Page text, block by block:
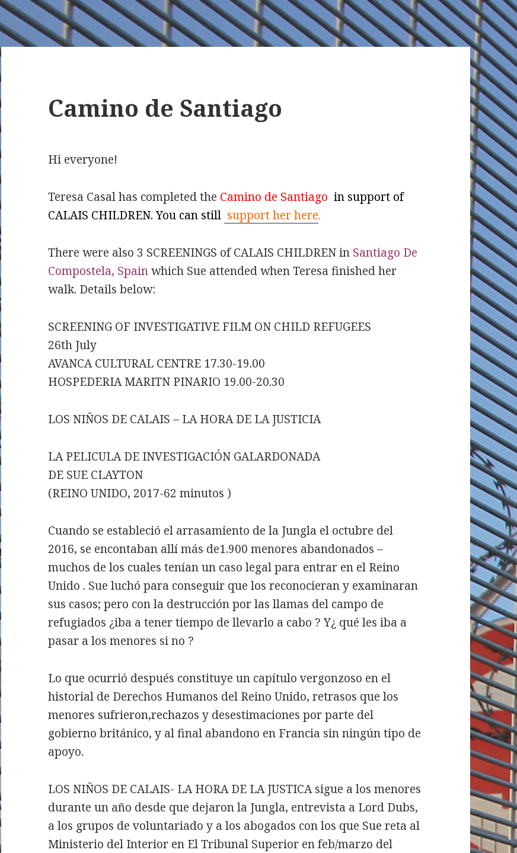
Camino de Santiago
Hi everyone!
Teresa Casal has completed the Camino de Santiago in support of
CALAIS CHILDREN. You can still support her here.
There were also 3 SCREENINGS of CALAIS CHILDREN in Santiago De
Compostela, Spainwhich Sue attended when Teresa finished her
walk. Details below:
SCREENING OF INVESTIGATIVE FILM ON CHILD REFUGEES
26th July
AVANCA CULTURAL CENTRE 17.30-19.00
HOSPEDERIA MARITN PINARIO 19.00-20.30
LOS NIÑOS DE CALAIS – LA HORA DE LA JUSTICIA
LA PELICULA DE INVESTIGACIÓN GALARDONADA
DE SUE CLAYTON
(REINO UNIDO, 2017-62 minutos )
Cuando se estableció el arrasamiento de la Jungla el octubre del
2016, se encontaban allí más de1.900 menores abandonados –
muchos de los cuales tenían un caso legal para entrar en el Reino
Unido . Sue luchó para conseguir que los reconocieran y examinaran
sus casos; pero con la destrucción por las llamas del campo de
refugiados ¿iba a tener tiempo de llevarlo a cabo ? Y¿ qué les iba a
pasar a los menores si no ?
Lo que ocurrió después constituye un capítulo vergonzoso en el
historial de Derechos Humanos del Reino Unido, retrasos que los
menores sufrieron,rechazos y desestimaciones por parte del
gobierno británico, y al final abandono en Francia sin ningún tipo de
apoyo.
LOS NIÑOS DE CALAIS- LA HORA DE LA JUSTICA sigue a los menores
durante un año desde que dejaron la Jungla, entrevista a Lord Dubs,
a los grupos de voluntariado y a los abogados con los que Sue reta al
Ministerio del Interior en El Tribunal Superior en feb/marzo del